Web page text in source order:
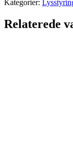
Kategorier:
Relaterede